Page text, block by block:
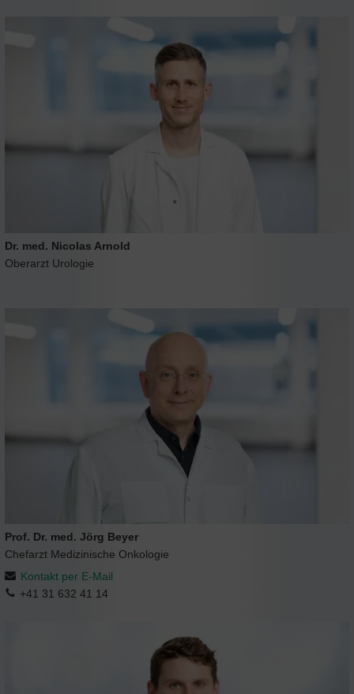
Dr. med. Nicolas Arnold
Oberarzt Urologie
Prof. Dr. med. Jörg Beyer
Chefarzt Medizinische Onkologie
Kontakt per E-Mail
+41 31 632 41 14